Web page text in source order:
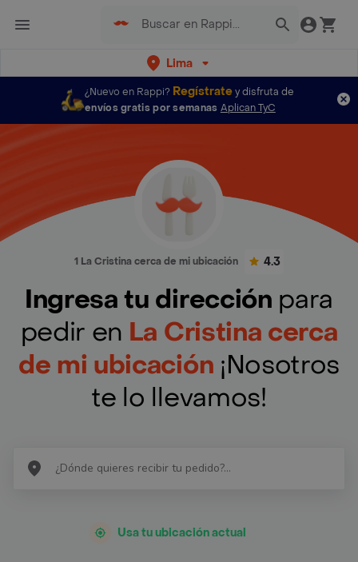
Lima
¿Nuevo en Rappi? Regístratey disfruta de
envíos gratis por semanas Aplican TyC
1 La Cristina cerca de mi ubicación 4.3
Ingresa tu dirección para
pedir en La Cristina cerca
de mi ubicación ¡Nosotros
te lo llevamos!
Usa tu ubicación actual